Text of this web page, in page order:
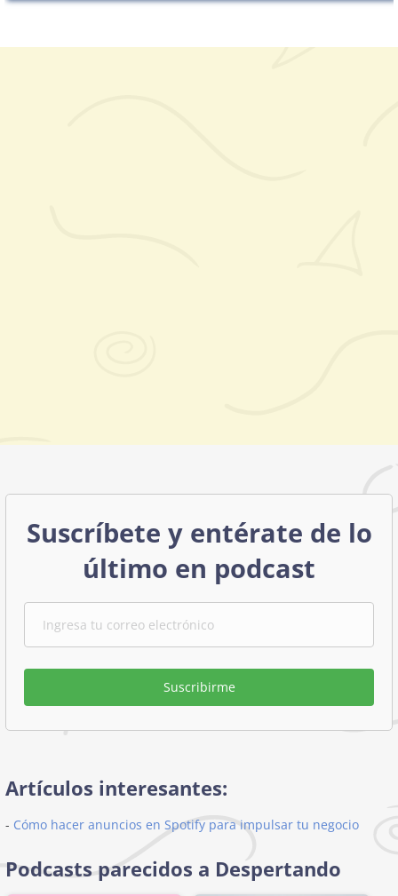
Suscríbete y entérate de lo
último en podcast
Suscribirme
Artículos interesantes:
- Cómo hacer anuncios en Spotify para impulsar tu negocio
Podcasts parecidos a Despertando